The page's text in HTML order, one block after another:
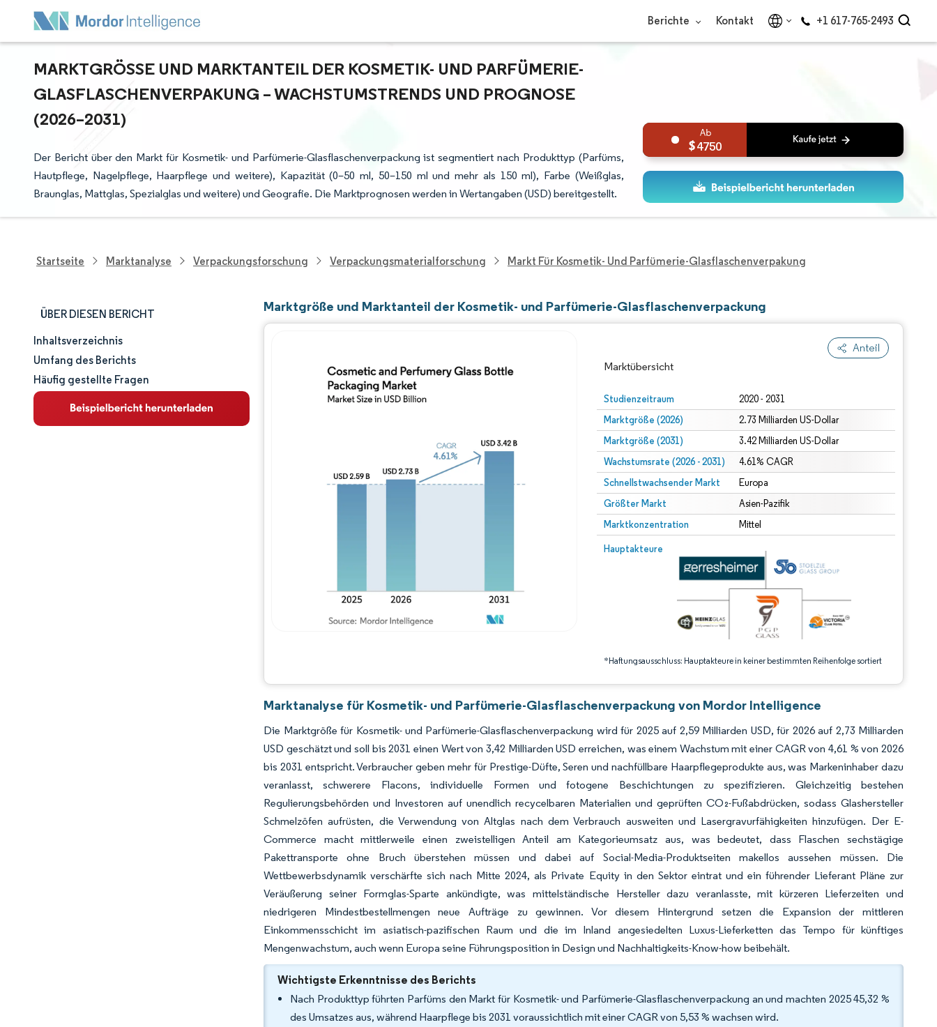
Berichte Kontakt +1 617-765-2493
MARKTGRÖSSE UND MARKTANTEIL DER KOSMETIK- UND PARFÜMERIE-G
LASFLASCHENVERPAKUNG – WACHSTUMSTRENDS UND PROGNOSE (
2026–2031)
Der Bericht über den Markt für Kosmetik- und Parfümerie-Glasflaschenverpackung ist segmentiert nach Produkttyp (Parfüms,
Hautpflege, Nagelpflege, Haarpflege und weitere), Kapazität (0–50 ml, 50–150 ml und mehr als 150 ml), Farbe (Weißglas,
Braunglas, Mattglas, Spezialglas und weitere) und Geografie. Die Marktprognosen werden in Wertangaben (USD) bereitgestellt.
4750
Startseite Marktanalyse Verpackungsforschung Verpackungsmaterialforschung Markt Für Kosmetik- Und Parfümerie-Glasflaschenverpakung
ÜBER DIESEN BERICHT
Marktgröße und -anteil
Marktanalyse
Trends und Einblicke
Inhaltsverzeichnis
Umfang des Berichts
Häufig gestellte Fragen
Marktgröße und Marktanteil der Kosmetik- und Parfümerie-Glasflaschenverpackung
Anteil
Marktübersicht
Studienzeitraum 2020 - 2031
Marktgröße (2026) 2.73 Milliarden US-Dollar
Marktgröße (2031) 3.42 Milliarden US-Dollar
Wachstumsrate (2026 - 2031) 4.61% CAGR
Schnellstwachsender Markt Europa
Größter Markt Asien-Pazifik
Marktkonzentration Mittel
Hauptakteure
*Haftungsausschluss: Hauptakteure in keiner bestimmten Reihenfolge sortiert
Bild © Mordor Intelligence. Wiederverwendung erfordert Namensnennung gemäß CC BY 4.0.
Bild © Mordor Intelligence. Wiederverwendung erfordert Namensnennung gemäß CC BY 4.0.
Marktanalyse für Kosmetik- und Parfümerie-Glasflaschenverpackung von Mordor Intelligence
Die Marktgröße für Kosmetik- und Parfümerie-Glasflaschenverpackung wird für 2025 auf 2,59 Milliarden USD, für 2026 auf 2,73 Milliarden
USD geschätzt und soll bis 2031 einen Wert von 3,42 Milliarden USD erreichen, was einem Wachstum mit einer CAGR von 4,61 % von 2026
bis 2031 entspricht. Verbraucher geben mehr für Prestige-Düfte, Seren und nachfüllbare Haarpflegeprodukte aus, was Markeninhaber dazu
veranlasst, schwerere Flacons, individuelle Formen und fotogene Beschichtungen zu spezifizieren. Gleichzeitig bestehen
Regulierungsbehörden und Investoren auf unendlich recycelbaren Materialien und geprüften CO₂-Fußabdrücken, sodass Glashersteller
Schmelzöfen aufrüsten, die Verwendung von Altglas nach dem Verbrauch ausweiten und Lasergravurfähigkeiten hinzufügen. Der E-
Commerce macht mittlerweile einen zweistelligen Anteil am Kategorieumsatz aus, was bedeutet, dass Flaschen sechstägige
Pakettransporte ohne Bruch überstehen müssen und dabei auf Social-Media-Produktseiten makellos aussehen müssen. Die
Wettbewerbsdynamik verschärfte sich nach Mitte 2024, als Private Equity in den Sektor eintrat und ein führender Lieferant Pläne zur
Veräußerung seiner Formglas-Sparte ankündigte, was mittelständische Hersteller dazu veranlasste, mit kürzeren Lieferzeiten und
niedrigeren Mindestbestellmengen neue Aufträge zu gewinnen. Vor diesem Hintergrund setzen die Expansion der mittleren
Einkommensschicht im asiatisch-pazifischen Raum und die im Inland angesiedelten Luxus-Lieferketten das Tempo für künftiges
Mengenwachstum, auch wenn Europa seine Führungsposition in Design und Nachhaltigkeits-Know-how beibehält.
Wichtigste Erkenntnisse des Berichts
Nach Produkttyp führten Parfüms den Markt für Kosmetik- und Parfümerie-Glasflaschenverpackung an und machten 2025 45,32 %
des Umsatzes aus, während Haarpflege bis 2031 voraussichtlich mit einer CAGR von 5,53 % wachsen wird.